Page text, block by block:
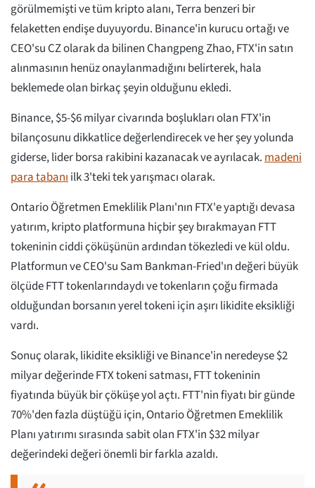
görülmemişti ve tüm kripto alanı, Terra benzeri bir
felaketten endişe duyuyordu. Binance'in kurucu ortağı ve
CEO'su CZ olarak da bilinen Changpeng Zhao, FTX'in satın
alınmasının henüz onaylanmadığını belirterek, hala
beklemede olan birkaç şeyin olduğunu ekledi.
Binance, $5-$6 milyar civarında boşlukları olan FTX'in
bilançosunu dikkatlice değerlendirecek ve her şey yolunda
giderse, lider borsa rakibini kazanacak ve ayrılacak.madeni
para tabanıilk 3'teki tek yarışmacı olarak.
Ontario Öğretmen Emeklilik Planı'nın FTX'e yaptığı devasa
yatırım, kripto platformuna hiçbir şey bırakmayan FTT
tokeninin ciddi çöküşünün ardından tökezledi ve kül oldu.
Platformun ve CEO'su Sam Bankman-Fried'ın değeri büyük
ölçüde FTT tokenlarındaydı ve tokenların çoğu firmada
olduğundan borsanın yerel tokeni için aşırı likidite eksikliği
vardı.
Sonuç olarak, likidite eksikliği ve Binance'in neredeyse $2
milyar değerinde FTX tokeni satması, FTT tokeninin
fiyatında büyük bir çöküşe yol açtı. FTT'nin fiyatı bir günde
70%'den fazla düştüğü için, Ontario Öğretmen Emeklilik
Planı yatırımı sırasında sabit olan FTX'in $32 milyar
değerindeki değeri önemli bir farkla azaldı.